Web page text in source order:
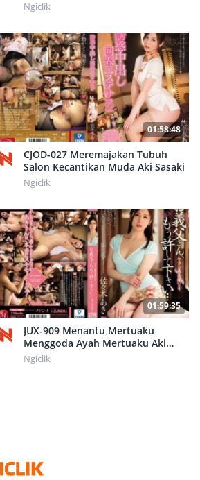
Ngiclik
01:58:48
CJOD-027 Meremajakan Tubuh
Salon Kecantikan Muda Aki Sasaki
Ngiclik
01:59:35
JUX-909 Menantu Mertuaku
Menggoda Ayah Mertuaku Aki
Sasaki
Ngiclik